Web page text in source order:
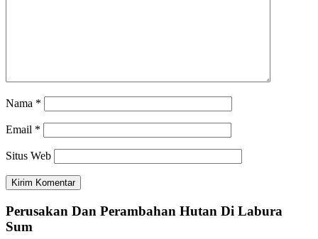
Nama *
Email *
Situs Web
Perusakan Dan Perambahan Hutan Di Labura
Sum